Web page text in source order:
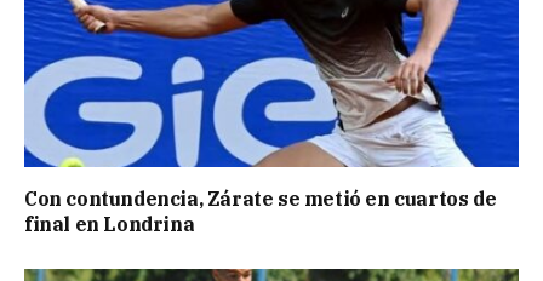
Con contundencia, Zárate se metió en cuartos de
final en Londrina